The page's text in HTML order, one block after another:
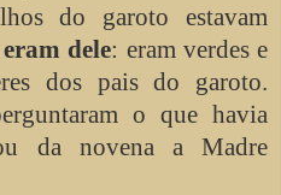
do garoto estavam
dele: eram verdes e
dos pais do garoto.
o que havia
da novena a Madre